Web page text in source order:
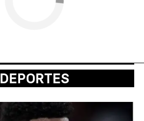
DEPORTES